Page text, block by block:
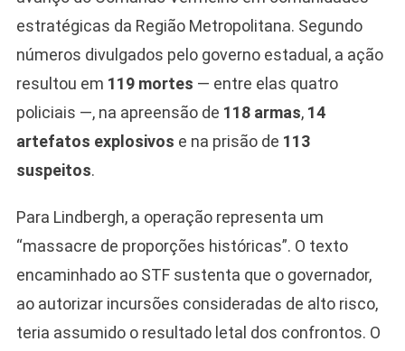
estratégicas da Região Metropolitana. Segundo
números divulgados pelo governo estadual, a ação
resultou em 119 mortes — entre elas quatro
policiais —, na apreensão de 118 armas, 14
artefatos explosivos e na prisão de 113
suspeitos.
Para Lindbergh, a operação representa um
“massacre de proporções históricas”. O texto
encaminhado ao STF sustenta que o governador,
ao autorizar incursões consideradas de alto risco,
teria assumido o resultado letal dos confrontos. O